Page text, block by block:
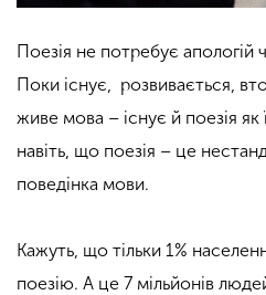
Поезія не потребує апологій
Поки існує, розвивається,
живе мова – існує й поезія як
навіть, що поезія – це
поведінка мови.
Кажуть, що тільки 1%
поезію. А це 7 мільйонів